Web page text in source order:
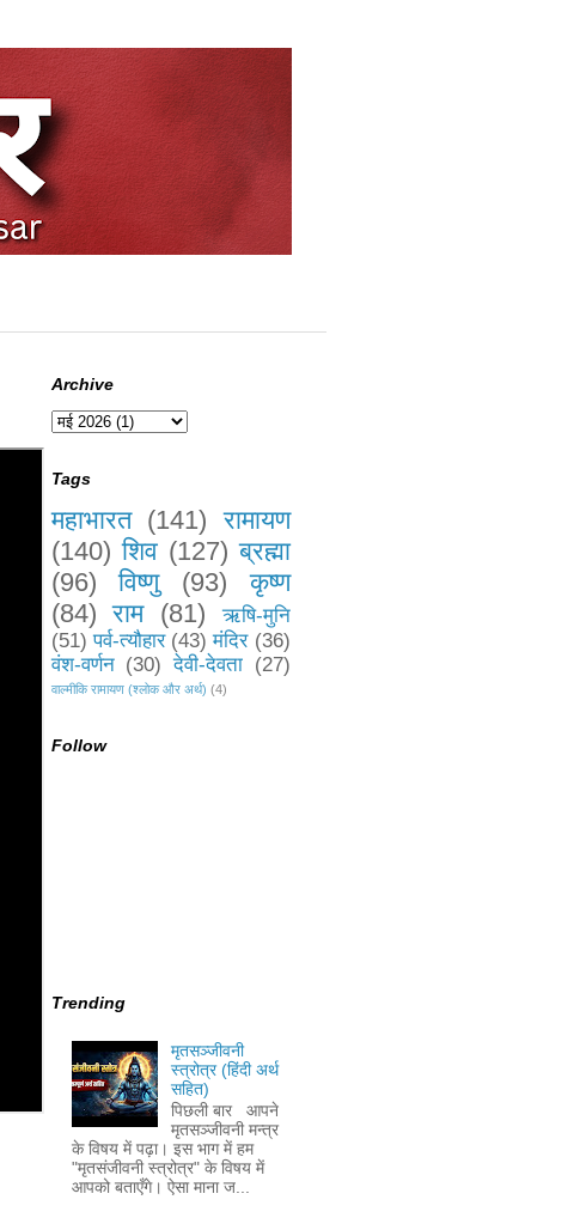
Archive
Tags
महाभारत (141) रामायण
(140) शिव (127) ब्रह्मा
(96)
विष्णु (93)
कृष्ण
(84) राम (81)
ऋषि-मुनि
(51) पर्व-त्यौहार (43) मंदिर (36)
वंश-वर्णन (30) देवी-देवता (27)
वाल्मीकि रामायण (श्लोक और अर्थ) (4)
Follow
Trending
मृतसञ्जीवनी
स्त्रोत्र (हिंदी अर्थ
सहित)
पिछली बार आपने
मृतसञ्जीवनी मन्त्र
के विषय में पढ़ा। इस भाग में हम
"मृतसंजीवनी स्त्रोत्र" के विषय में
आपको बताएँगे। ऐसा माना ज...